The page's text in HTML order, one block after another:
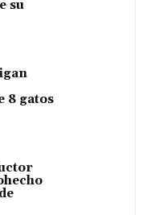
su
8 gatos